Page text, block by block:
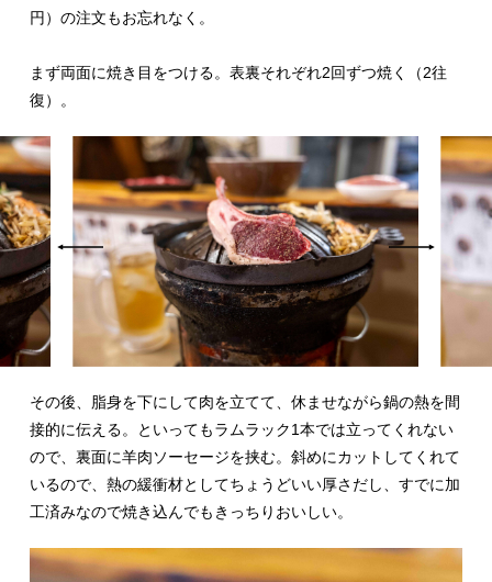
円）の注文もお忘れなく。
まず両面に焼き目をつける。表裏それぞれ2回ずつ焼く（2往
復）。
その後、脂身を下にして肉を立てて、休ませながら鍋の熱を間
接的に伝える。といってもラムラック1本では立ってくれない
ので、裏面に羊肉ソーセージを挟む。斜めにカットしてくれて
いるので、熱の緩衝材としてちょうどいい厚さだし、すでに加
工済みなので焼き込んでもきっちりおいしい。